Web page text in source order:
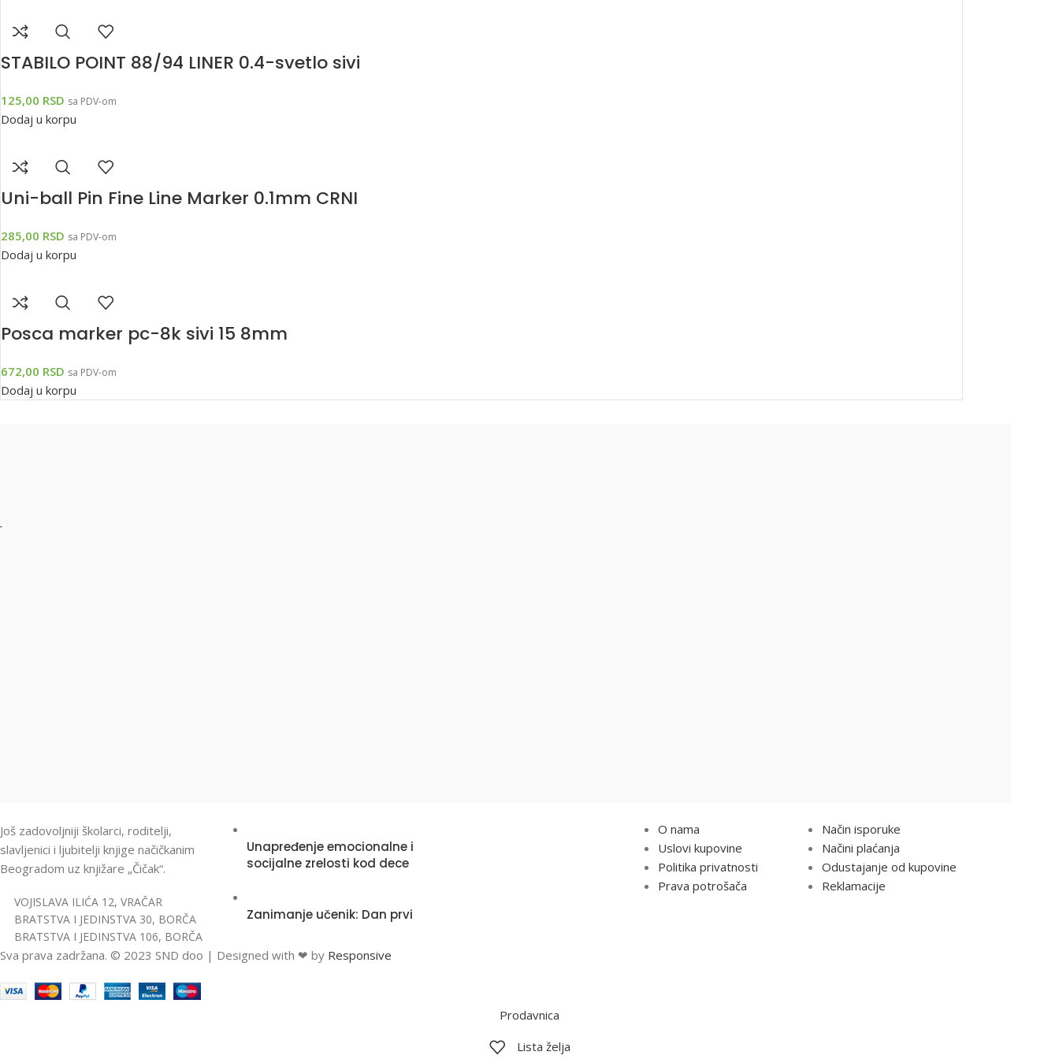
STABILO POINT 88/94 LINER 0.4-svetlo sivi
125,00 RSD sa PDV-om
Dodaj u korpu
Uni-ball Pin Fine Line Marker 0.1mm CRNI
285,00 RSD sa PDV-om
Dodaj u korpu
Posca marker pc-8k sivi 15 8mm
672,00 RSD sa PDV-om
Dodaj u korpu
Još zadovoljniji školarci, roditelji,
slavljenici i ljubitelji knjige načičkanim
Beogradom uz knjižare „Čičak“.
VOJISLAVA ILIĆA 12, VRAČAR
BRATSTVA I JEDINSTVA 30, BORČA
BRATSTVA I JEDINSTVA 106, BORČA
Unapređenje emocionalne i
socijalne zrelosti kod dece
Zanimanje učenik: Dan prvi
O nama
Uslovi kupovine
Politika privatnosti
Prava potrošača
Način isporuke
Načini plaćanja
Odustajanje od kupovine
Reklamacije
Sva prava zadržana. © 2023 SND doo | Designed with ❤ by Responsive
Prodavnica
Lista želja